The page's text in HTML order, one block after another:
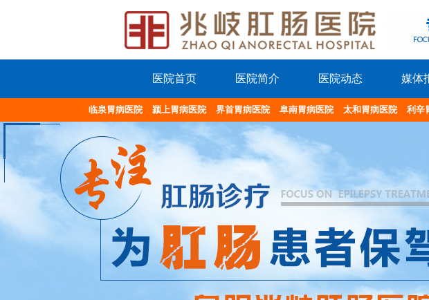
医院首页 医院简介 医院动态 媒体
临泉胃病医院 颍上胃病医院 界首胃病医院 阜南胃病医院 太和胃病医院 利辛